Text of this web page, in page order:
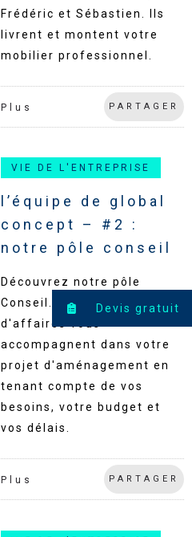
Frédéric et Sébastien. Ils
livrent et montent votre
mobilier professionnel.
Plus PARTAGER
VIE DE L'ENTREPRISE
l’équipe de global
concept – #2 :
notre pôle conseil
Découvrez notre pôle
Conseil. Nos chargés
d'affaires vous
accompagnent dans votre
projet d'aménagement en
tenant compte de vos
besoins, votre budget et
vos délais.
Plus PARTAGER
Devis gratuit